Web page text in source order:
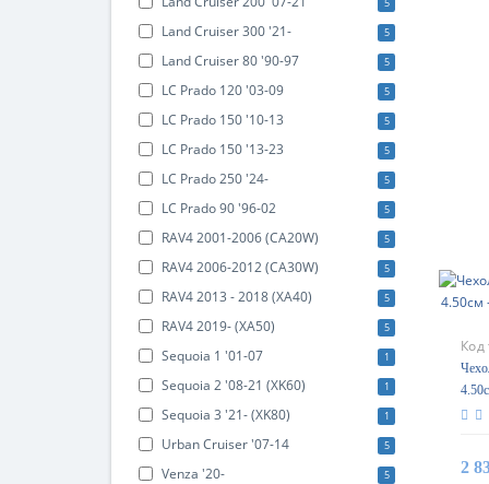
Land Cruiser 300 '21- 5
Land Cruiser 80 '90-97 5
LC Prado 120 '03-09 5
LC Prado 150 '10-13 5
LC Prado 150 '13-23 5
LC Prado 250 '24- 5
LC Prado 90 '96-02 5
RAV4 2001-2006 (CA20W) 5
RAV4 2006-2012 (CA30W) 5
RAV4 2013 - 2018 (XA40) 5
RAV4 2019- (XA50) 5
Sequoia 1 '01-07 1
Sequoia 2 '08-21 (XK60) 1
Sequoia 3 '21- (XK80) 1
Urban Cruiser '07-14 5
Venza '20- 5 2